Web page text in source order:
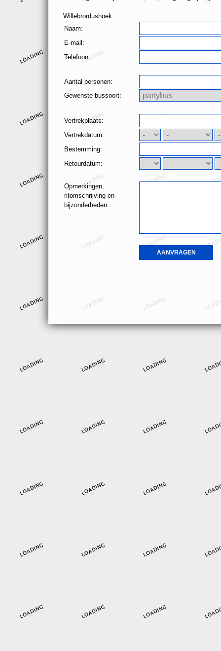
Willebrordushoek
Naam:
E-mail:
Telefoon:
Aantal personen:
Gewenste bussoort:
Vertrekplaats:
Vertrekdatum:
Bestemming:
Retourdatum:
Opmerkingen,
ritomschrijving en
bijzonderheden: